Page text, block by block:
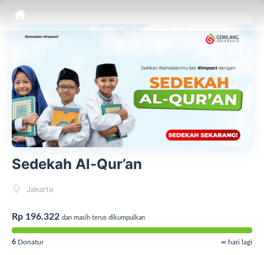
Sedekah Al-Qur’an
Jakarta
Rp 196.322 dan masih terus dikumpulkan
6 Donatur ∞ hari lagi